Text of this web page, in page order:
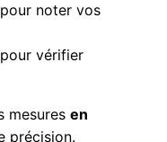
pour noter vos
pour vérifier
mesuresen
précision.